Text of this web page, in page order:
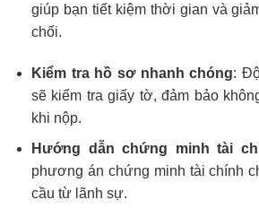
giúp bạn tiết kiệm thời gian và
chối.
Kiểm tra hồ sơ nhanh chóng:
sẽ kiểm tra giấy tờ, đảm bảo
khi nộp.
Hướng dẫn chứng minh tài
phương án chứng minh tài chính
cầu từ lãnh sự.